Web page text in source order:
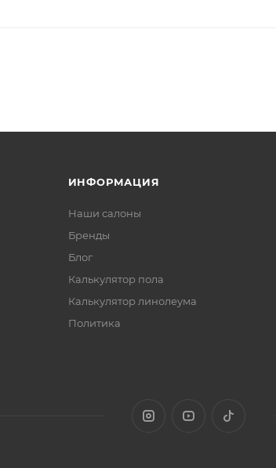
ИНФОРМАЦИЯ
Наши салоны
Бренды
Блог
Калькулятор пола
Калькулятор линолеума
Политика